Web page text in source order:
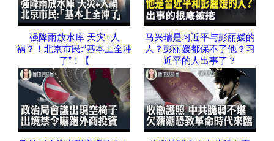
强降雨放水库 天灾+人
祸？！北京市民:“基本上全冲
了”！【
马兴瑞是习近平与彭丽媛的
人？彭丽媛都保不了他？习
近平的人出事了？